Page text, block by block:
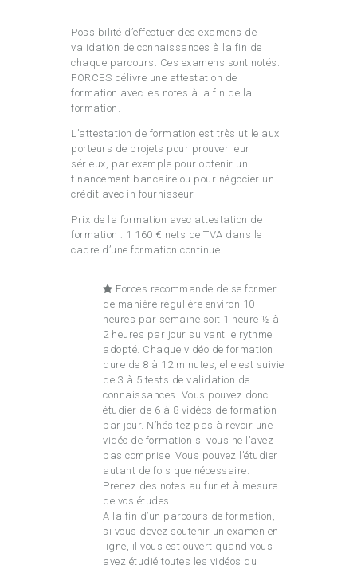
Possibilité d’effectuer des examens de
validation de connaissances à la fin de
chaque parcours. Ces examens sont notés.
FORCES délivre une attestation de
formation avec les notes à la fin de la
formation.
L’attestation de formation est très utile aux
porteurs de projets pour prouver leur
sérieux, par exemple pour obtenir un
financement bancaire ou pour négocier un
crédit avec in fournisseur.
Prix de la formation avec attestation de
formation : 1 160 € nets de TVA dans le
cadre d’une formation continue.
Forces recommande de se former
de manière régulière environ 10
heures par semaine soit 1 heure ½ à
2 heures par jour suivant le rythme
adopté. Chaque vidéo de formation
dure de 8 à 12 minutes, elle est suivie
de 3 à 5 tests de validation de
connaissances. Vous pouvez donc
étudier de 6 à 8 vidéos de formation
par jour. N’hésitez pas à revoir une
vidéo de formation si vous ne l’avez
pas comprise. Vous pouvez l’étudier
autant de fois que nécessaire.
Prenez des notes au fur et à mesure
de vos études.
A la fin d’un parcours de formation,
si vous devez soutenir un examen en
ligne, il vous est ouvert quand vous
avez étudié toutes les vidéos du